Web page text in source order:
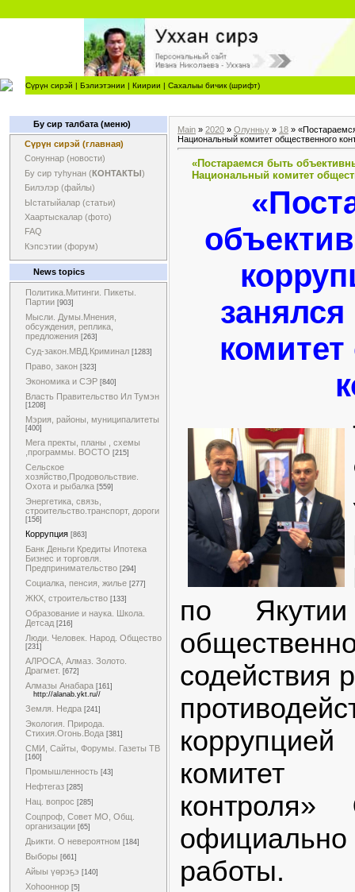
Сүрүн сирэй | Бэлиэтэнии | Киирии | Сахалыы бичик (шрифт)
Бу сир талбата (меню)
Сүрүн сирэй (главная)
Сонуннар (новости)
Бу сир туһунан (КОНТАКТЫ)
Билэлэр (файлы)
Ыстатыйалар (статьи)
Хаартыскалар (фото)
FAQ
Кэпсэтии (форум)
News topics
Политика.Митинги. Пикеты.
Партии [903]
Мысли. Думы.Мнения,
обсуждения, реплика,
предложения [263]
Суд-закон.МВД.Криминал [1283]
Право, закон [323]
Экономика и СЭР [840]
Власть Правительство Ил Тумэн
[1208]
Мэрия, районы, муниципалитеты
[400]
Мега пректы, планы , схемы
,программы. ВОСТО [215]
Сельское
хозяйство,Продовольствие.
Охота и рыбалка [559]
Энергетика, связь,
строительство.транспорт, дороги
[156]
Коррупция [863]
Банк Деньги Кредиты Ипотека
Бизнес и торговля.
Предпринимательство [294]
Социалка, пенсия, жилье [277]
ЖКХ, строительство [133]
Образование и наука. Школа.
Детсад [216]
Люди. Человек. Народ. Общество
[231]
АЛРОСА, Алмаз. Золото.
Драгмет. [672]
Алмазы Анабара [161]
http://alanab.ykt.ru//
Земля. Недра [241]
Экология. Природа.
Стихия.Огонь.Вода [381]
СМИ, Сайты, Форумы. Газеты ТВ
[160]
Промышленность [43]
Нефтегаз [285]
Нац. вопрос [285]
Соцпроф, Совет МО, Общ.
организации [65]
Дьикти. О невероятном [184]
Выборы [661]
Айыы үөрэҕэ [140]
Хоһооннор [5]
Main » 2020 » Олунньу » 18 »
Национальный комитет общественного
«Постараемся быть
Национальный комитет
по Якутии
содействия
комитет
контроля»
работы.